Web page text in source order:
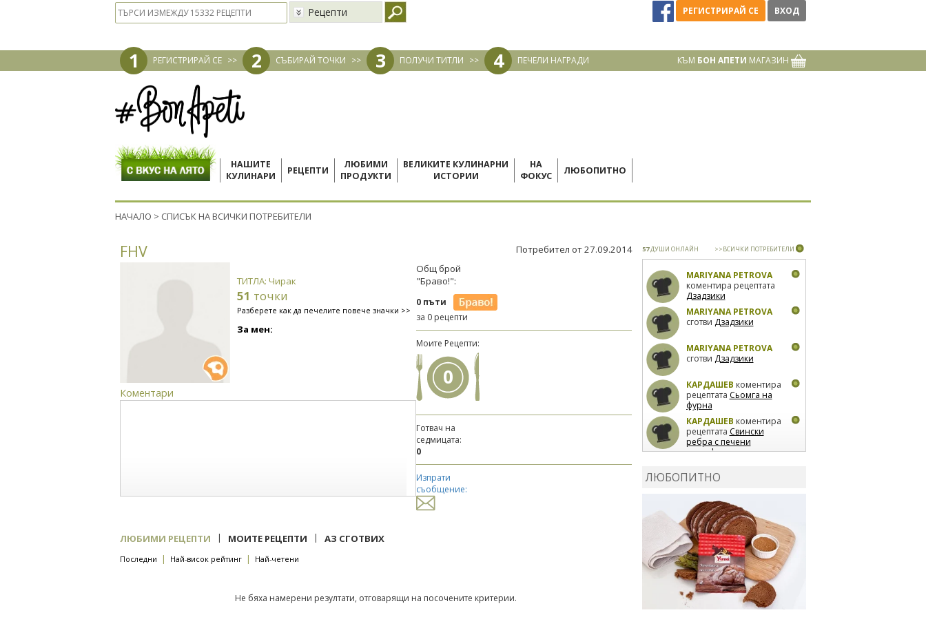
Рецепти РЕГИСТРИРАЙ СЕ ВХОД
1 РЕГИСТРИРАЙ СЕ >> 2 СЪБИРАЙ ТОЧКИ >> 3 ПОЛУЧИ ТИТЛИ >> 4 ПЕЧЕЛИ НАГРАДИ КЪМ БОН АПЕТИ МАГАЗИН
НАШИТЕ
КУЛИНАРИ
РЕЦЕПТИ
ЛЮБИМИ
ПРОДУКТИ
ВЕЛИКИТЕ КУЛИНАРНИ
ИСТОРИИ
НА
ФОКУС
ЛЮБОПИТНО
НАЧАЛО > СПИСЪК НА ВСИЧКИ ПОТРЕБИТЕЛИ
FHV Потребител от 27.09.2014
ТИТЛА: Чирак
51 точки
Разберете как да печелите повече значки >>
За мен:
Коментари
Общ брой
"Браво!":
0 пъти
за 0 рецепти
Моите Рецепти:
0
Готвач на
седмицата:
0
Изпрати
съобщение:
ЛЮБИМИ РЕЦЕПТИ | МОИТЕ РЕЦЕПТИ | АЗ СГОТВИХ
Последни | Най-висок рейтинг | Най-четени
Не бяха намерени резултати, отговарящи на посочените критерии.
57ДУШИ ОНЛАЙН >>ВСИЧКИ ПОТРЕБИТЕЛИ
MARIYANA PETROVA
коментира рецептата
Дзадзики
MARIYANA PETROVA
сготви Дзадзики
MARIYANA PETROVA
сготви Дзадзики
КАРДАШЕВ коментира
рецептата Сьомга на
фурна
КАРДАШЕВ коментира
рецептата Свински
ребра с печени
картофи
лимон
коментира рецептата
Киноа със зеленчуци
ЛЮБОПИТНО